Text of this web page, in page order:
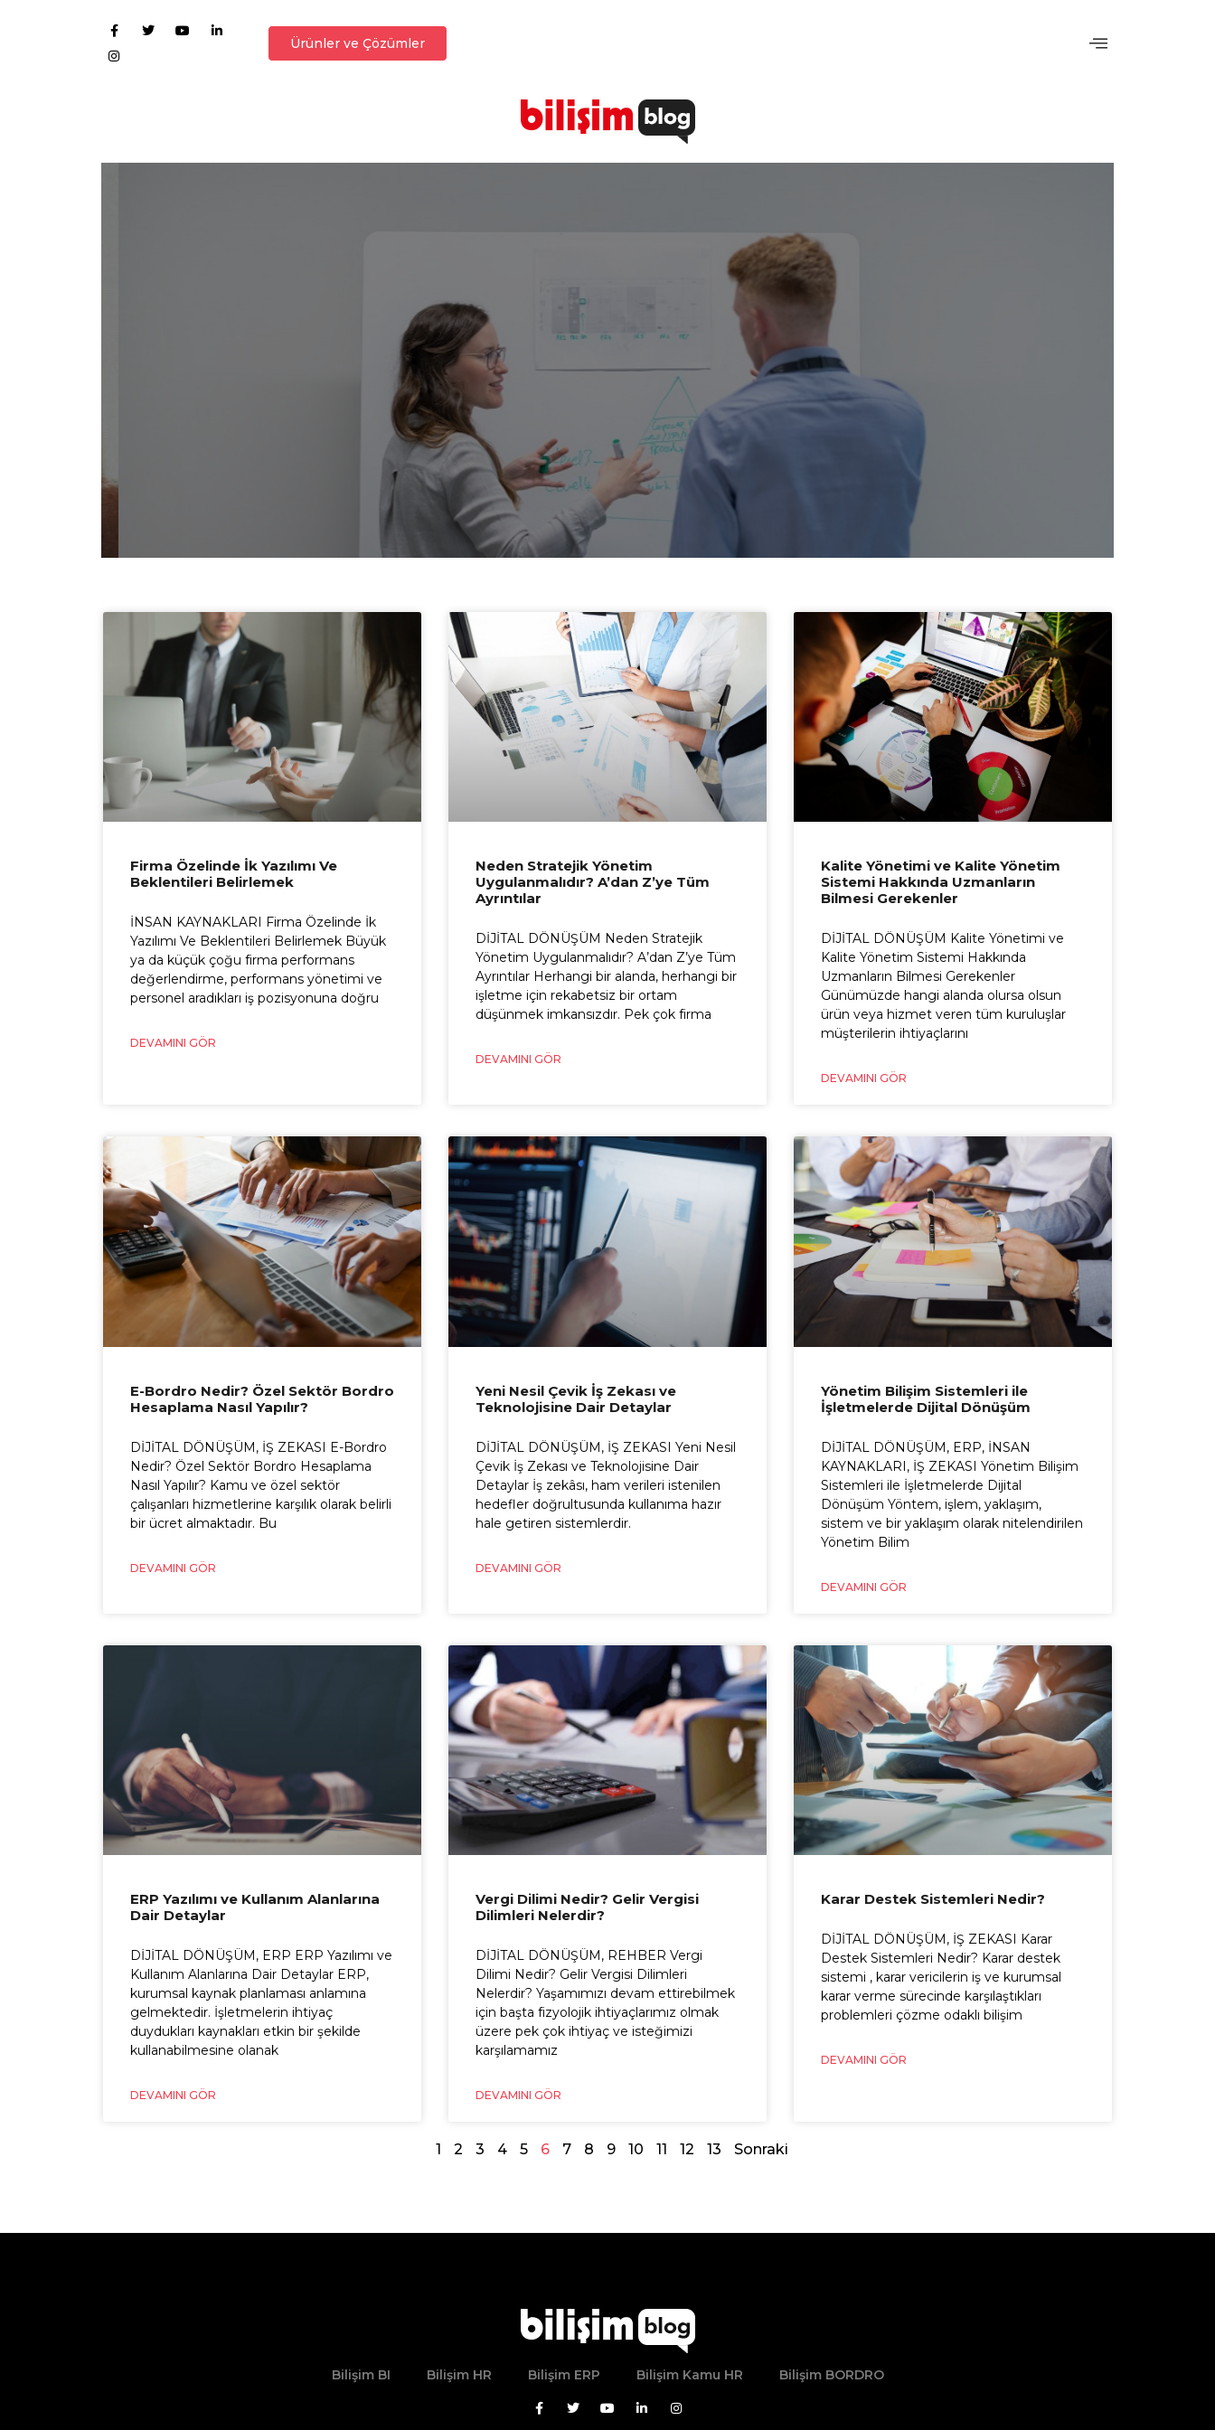
Ürünler ve Çözümler
Başarısız ERP
Uygulamalarının Nedenleri
Blog
Firma Özelinde İk Yazılımı Ve
Beklentileri Belirlemek
İNSAN KAYNAKLARI Firma Özelinde İk
Yazılımı Ve Beklentileri Belirlemek Büyük
ya da küçük çoğu firma performans
değerlendirme, performans yönetimi ve
personel aradıkları iş pozisyonuna doğru
DEVAMINI GÖR
Neden Stratejik Yönetim
Uygulanmalıdır? A’dan Z’ye Tüm
Ayrıntılar
DİJİTAL DÖNÜŞÜM Neden Stratejik
Yönetim Uygulanmalıdır? A’dan Z’ye Tüm
Ayrıntılar Herhangi bir alanda, herhangi bir
işletme için rekabetsiz bir ortam
düşünmek imkansızdır. Pek çok firma
DEVAMINI GÖR
Kalite Yönetimi ve Kalite Yönetim
Sistemi Hakkında Uzmanların
Bilmesi Gerekenler
DİJİTAL DÖNÜŞÜM Kalite Yönetimi ve
Kalite Yönetim Sistemi Hakkında
Uzmanların Bilmesi Gerekenler
Günümüzde hangi alanda olursa olsun
ürün veya hizmet veren tüm kuruluşlar
müşterilerin ihtiyaçlarını
DEVAMINI GÖR
E-Bordro Nedir? Özel Sektör Bordro
Hesaplama Nasıl Yapılır?
DİJİTAL DÖNÜŞÜM, İŞ ZEKASI E-Bordro
Nedir? Özel Sektör Bordro Hesaplama
Nasıl Yapılır? Kamu ve özel sektör
çalışanları hizmetlerine karşılık olarak belirli
bir ücret almaktadır. Bu
DEVAMINI GÖR
Yeni Nesil Çevik İş Zekası ve
Teknolojisine Dair Detaylar
DİJİTAL DÖNÜŞÜM, İŞ ZEKASI Yeni Nesil
Çevik İş Zekası ve Teknolojisine Dair
Detaylar İş zekâsı, ham verileri istenilen
hedefler doğrultusunda kullanıma hazır
hale getiren sistemlerdir.
DEVAMINI GÖR
Yönetim Bilişim Sistemleri ile
İşletmelerde Dijital Dönüşüm
DİJİTAL DÖNÜŞÜM, ERP, İNSAN
KAYNAKLARI, İŞ ZEKASI Yönetim Bilişim
Sistemleri ile İşletmelerde Dijital
Dönüşüm Yöntem, işlem, yaklaşım,
sistem ve bir yaklaşım olarak nitelendirilen
Yönetim Bilim
DEVAMINI GÖR
ERP Yazılımı ve Kullanım Alanlarına
Dair Detaylar
DİJİTAL DÖNÜŞÜM, ERP ERP Yazılımı ve
Kullanım Alanlarına Dair Detaylar ERP,
kurumsal kaynak planlaması anlamına
gelmektedir. İşletmelerin ihtiyaç
duydukları kaynakları etkin bir şekilde
kullanabilmesine olanak
DEVAMINI GÖR
Vergi Dilimi Nedir? Gelir Vergisi
Dilimleri Nelerdir?
DİJİTAL DÖNÜŞÜM, REHBER Vergi
Dilimi Nedir? Gelir Vergisi Dilimleri
Nelerdir? Yaşamımızı devam ettirebilmek
için başta fizyolojik ihtiyaçlarımız olmak
üzere pek çok ihtiyaç ve isteğimizi
karşılamamız
DEVAMINI GÖR
Karar Destek Sistemleri Nedir?
DİJİTAL DÖNÜŞÜM, İŞ ZEKASI Karar
Destek Sistemleri Nedir? Karar destek
sistemi , karar vericilerin iş ve kurumsal
karar verme sürecinde karşılaştıkları
problemleri çözme odaklı bilişim
DEVAMINI GÖR
1 2 3 4 5 6 7 8 9 10 11 12 13 Sonraki
Bilişim BI Bilişim HR Bilişim ERP Bilişim Kamu HR Bilişim BORDRO